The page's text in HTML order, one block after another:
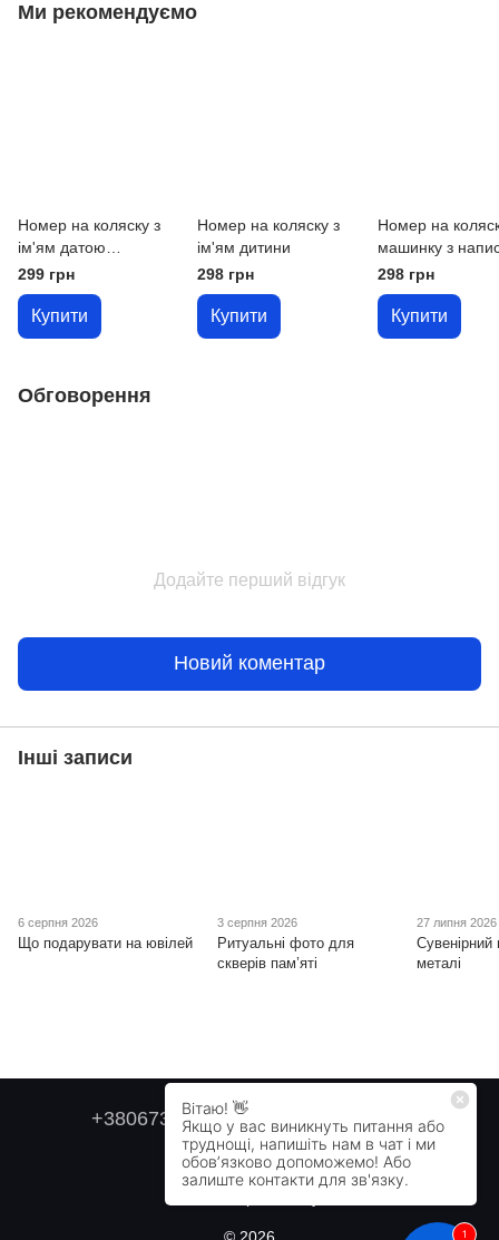
Ми рекомендуємо
Номер на коляску з
ім'ям датою
народження й містом
299 грн
Купити
Номер на коляску з
ім'ям дитини
298 грн
Купити
Номер на
машинку з
ЗСУ
298 грн
Купити
Обговорення
Додайте перший відгук
Новий коментар
Інші записи
6 серпня 2026
Що подарувати на ювілей
3 серпня 2026
Ритуальні фото для
скверів пам’яті
27 липня 2026
Сувенірний
металі
+380673179749 +380505478711
Контактна інформація